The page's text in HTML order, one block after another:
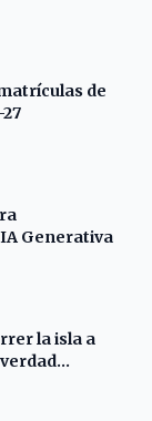
de
Generativa
la isla a